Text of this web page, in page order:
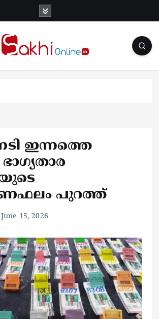
News Portal
ഇന്നത്തെ
പുറത്ത്
June 15, 2026